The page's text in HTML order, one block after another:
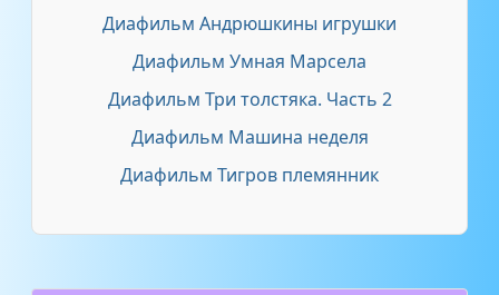
Диафильм Андрюшкины игрушки
Диафильм Умная Марсела
Диафильм Три толстяка. Часть 2
Диафильм Машина неделя
Диафильм Тигров племянник